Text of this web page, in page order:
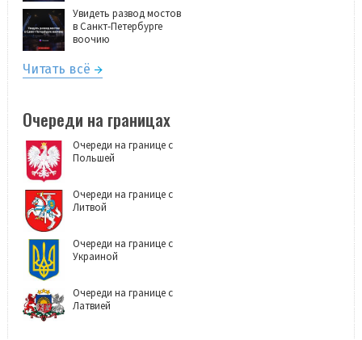
Увидеть развод мостов
в Санкт-Петербурге
воочию
Читать всё
Очереди на границах
Очереди на границе с
Польшей
Очереди на границе с
Литвой
Очереди на границе с
Украиной
Очереди на границе с
Латвией